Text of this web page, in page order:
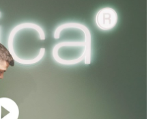
til å spore besøkende på
annonser som er relevante og
og dermed mer
annonsører.